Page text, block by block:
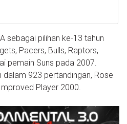
sebagai pilihan ke-13 tahun
Pacers, Bulls, Raptors,
pemain Suns pada 2007.
923 pertandingan, Rose
Player 2000.